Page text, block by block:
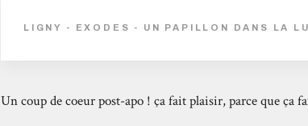
LIGNY - EXODES - UN PAPILLON DANS LA
Un coup de coeur post-apo ! ça fait plaisir, parce que ça